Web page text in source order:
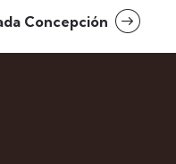
Concepción